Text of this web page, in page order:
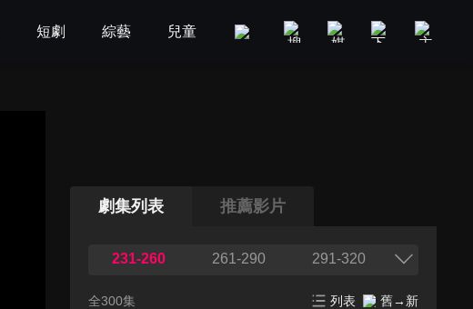
短劇 綜藝 兒童 GOOD TV 娛樂 美食旅遊
劇集列表 推薦影片
231-260 261-290 291-320
全300集 列表 舊→新